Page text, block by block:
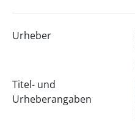
Urheber
Titel- und
Urheberangaben